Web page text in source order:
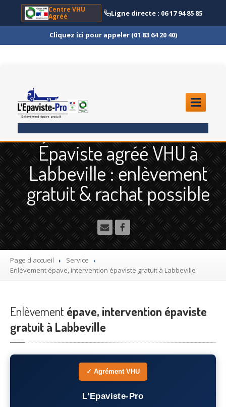
Centre VHU
Agréé
Ligne directe : 06 17 94 85 85
Cliquez ici pour appeler (01 83 64 20 40)
ENLÈVEMENTÉPAVE
Quoi?
Scooteret Moto
Camion
et Poids Lourd
Utilitaire
Démolisseuragrée VHU gratuit
Recyclagevoiture usagée gratuit
voiture accidentée
Épaviste agréé VHU à
Labbeville : enlèvement
gratuit & rachat possible
Page d'accueil
Service
Enlèvement épave, intervention épaviste gratuit à Labbeville
Enlèvement épave, intervention épaviste
gratuit à Labbeville
✓ Agrément VHU
L’Epaviste-Pro